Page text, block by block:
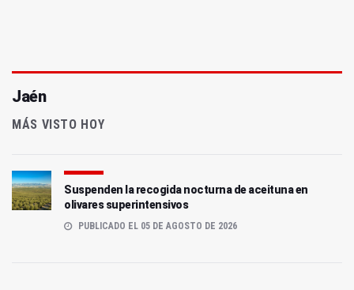
Jaén
MÁS VISTO HOY
Suspenden la recogida nocturna de aceituna en
olivares superintensivos
PUBLICADO EL 05 DE AGOSTO DE 2026